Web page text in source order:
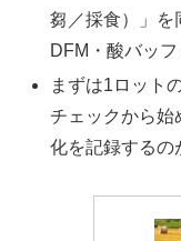
芻／採食）」を
DFM・酸バッ
まずは1ロット
チェックから始
化を記録するの